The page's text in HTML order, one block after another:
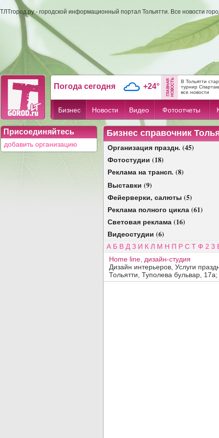
ТЛТгород.ру - городской информационный портал Тольятти. Все новости
Погода сегодня +24°
В Тольятти
турнир
все новости
Бизнес Новости Видео Фотоотчеты
Присоединяйтесь
добавить организацию
Бизнес справочник
Организация праздн. (45)
Фотостудии (18)
Реклама на трансп. (8)
Выставки (9)
Фейерверки, салюты (5)
Реклама полного цикла (61)
Световая реклама (16)
Видеостудии (6)
А Б В Д З И К Л М Н П Р С Т Ф 2 3
Home line, дизайн-студия
Дизайн интерьеров, Услуги
Тольятти, Туполева бульвар,